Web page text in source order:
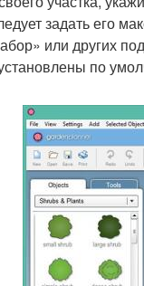
задать его
или других
по